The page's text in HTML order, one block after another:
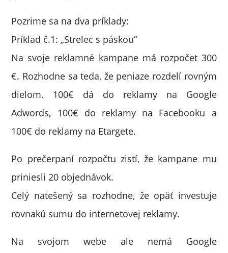
Pozrime sa na dva príklady:
Príklad č.1: „Strelec s páskou“
Na svoje reklamné kampane má rozpočet 300
€. Rozhodne sa teda, že peniaze rozdelí rovným
dielom. 100€ dá do reklamy na Google
Adwords, 100€ do reklamy na Facebooku a
100€ do reklamy na Etargete.
Po prečerpaní rozpočtu zistí, že kampane mu
priniesli 20 objednávok.
Celý natešený sa rozhodne, že opäť investuje
rovnakú sumu do internetovej reklamy.
Na svojom webe ale nemá Google